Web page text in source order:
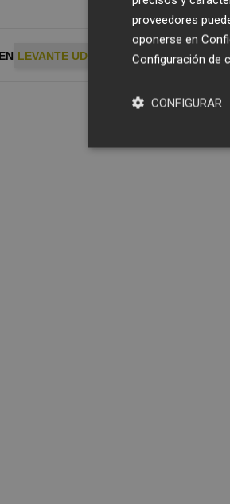
LEVANTE UD PLAZA GRANOTA
proveedores
oponerse en
Configuración de
CONFIGURAR